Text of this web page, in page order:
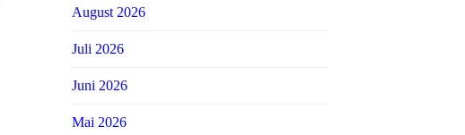
August 2026
Juli 2026
Juni 2026
Mai 2026